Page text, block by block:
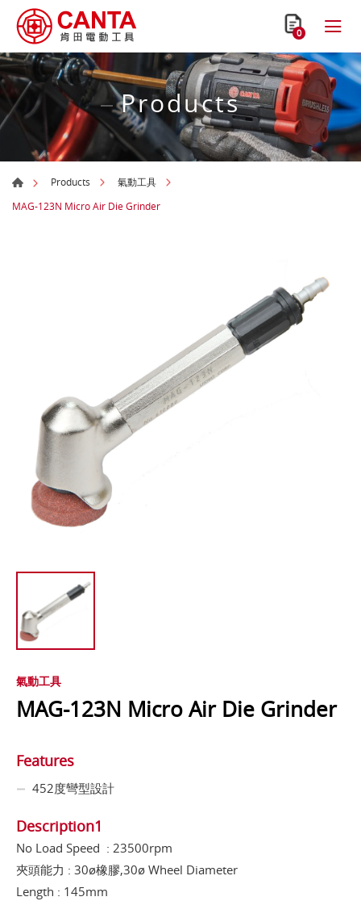
0
Products
Products
氣動工具
MAG-123N Micro Air Die Grinder
氣動工具
MAG-123N Micro Air Die Grinder
Features
452度彎型設計
Description1
No Load Speed : 23500rpm
夾頭能力 : 30ø橡膠,30ø Wheel Diameter
Length : 145mm